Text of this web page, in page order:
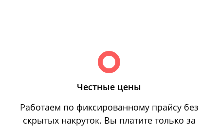
Честные цены
Работаем по фиксированному прайсу без
скрытых накруток. Вы платите только за